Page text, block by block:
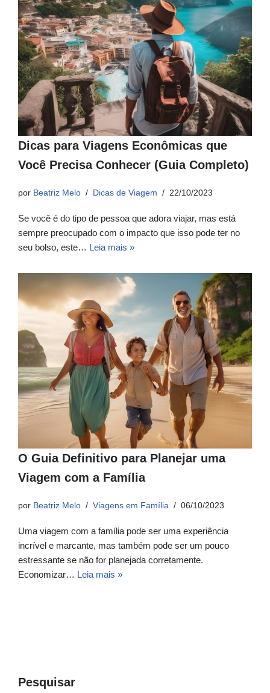
Dicas para Viagens Econômicas que
Você Precisa Conhecer (Guia Completo)
por Beatriz Melo Dicas de Viagem 22/10/2023
Se você é do tipo de pessoa que adora viajar, mas está
sempre preocupado com o impacto que isso pode ter no
seu bolso, este… Leia mais »
O Guia Definitivo para Planejar uma
Viagem com a Família
por Beatriz Melo Viagens em Família 06/10/2023
Uma viagem com a família pode ser uma experiência
incrível e marcante, mas também pode ser um pouco
estressante se não for planejada corretamente.
Economizar… Leia mais »
Pesquisar